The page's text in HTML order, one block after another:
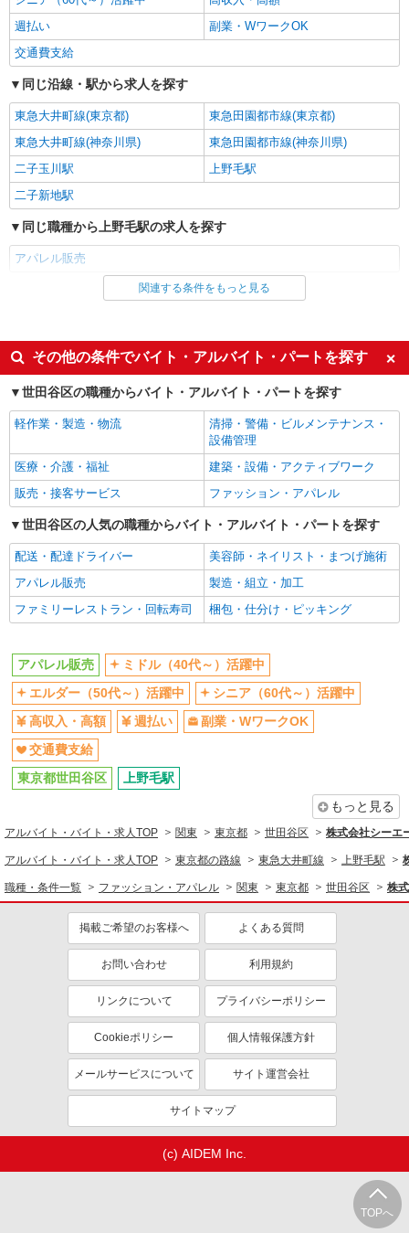
派遣社員
株式会社シーエーセールススタッフ/tkRD41692a
アパレル販売
時給1500円〜1540円 月給例：時給1,540円の
場合・・・時給1,540円×8h×21日＝258,720円 ※
時給はご経験により異なります
〒158-0094 東京都世田谷区玉川3丁目17-1
派遣社員
株式会社シーエーセールススタッフ/tkHT40657b
NEW
アパレル販売
時給1550円〜1600円 月収例：時給1,440円の
場合 1,440円×7時間45分勤務×21日＝225,288
円 ＋残業代・交通費支給◎（時給は経験により
キープ 詳細を見る
派遣社員
株式会社シーエーセールススタッフ/tkAK11606a
時給1640円〜1740円 ※経験・能力による 上
記給与＋時間外勤務手当＋交通費支給◎
玉川3丁目17－1 玉川高島屋S・C
詳細を見る
派遣社員
株式会社シーエーセールススタッフ/tkGS36111j
NEW
アパレル販売
下北沢路面店
キープ 詳細を見る
派遣社員
株式会社シーエーセールススタッフ/tkGS42170a
アパレル販売
時給1500円〜1600円 ※経験・能力による 上
記給与＋時間外勤務手当＋交通費全額支給いたし
ます ※時間外手当はお時給の1.25倍です！
キープ 詳細を見る
株式会社シーエーセールススタッフ/tkYH32236a
アパレル販売
時給1500円〜1600円 ■月給例【24万円〜27万
円】 ■22日間勤務の場合＝264,000円（内訳：時
給1600円×実働7時間30分×22日） ＋残業代
（1.25倍：1分単位で支給） ※時給は経験により
変動します。
【二子玉川ライズ】
キープ 詳細を見る
アパレル販売
時給1500円〜1650円 ■月給例【23万円〜26万
円】 ■22日間勤務の場合＝247,500円（内訳：時
給1500円×実働7時間30分×22日） ＋残業代
（1.25倍：1分単位で支給） ※時給は経験により
週払い
副業・WワークOK
交通費支給
同じ沿線・駅から求人を探す
東急大井町線(東京都)
東急田園都市線(東京都)
東急大井町線(神奈川県)
東急田園都市線(神奈川県)
二子玉川駅
上野毛駅
二子新地駅
同じ職種から上野毛駅の求人を探す
アパレル販売
同じ雇用形態から上野毛駅の求人を探す
同じ特徴から上野毛駅の求人を探す
ミドル（40代～）活躍中
エルダー（50代～）活躍中
シニア（60代～）活躍中
高収入・高額
副業・WワークOK
交通費支給
同じ職種から求人を探す
ファッション・アパレル
アパレル販売
同じ特徴から求人を探す
ミドル（40代～）活躍中
副業・WワークOK
関連する条件をもっと見る
その他の条件でバイト・アルバイト・パートを探す
世田谷区の職種からバイト・アルバイト・パートを探す
軽作業・製造・物流
清掃・警備・ビルメンテナンス・
設備管理
医療・介護・福祉
建築・設備・アクティブワーク
販売・接客サービス
ファッション・アパレル
世田谷区の人気の職種からバイト・アルバイト・パートを探す
配送・配達ドライバー
美容師・ネイリスト・まつげ施術
アパレル販売
製造・組立・加工
ファミリーレストラン・回転寿司
梱包・仕分け・ピッキング
TOPへ
アパレル販売
ミドル（40代～）活躍中
エルダー（50代～）活躍中
シニア（60代～）活躍中
高収入・高額
週払い
副業・WワークOK
交通費支給
東京都世田谷区
上野毛駅
もっと見る
アルバイト・バイト・求人TOP 関東 東京都 世田谷区 株式会社シーエ
アルバイト・バイト・求人TOP 東京都の路線 東急大井町線 上野毛駅
職種・条件一覧 ファッション・アパレル 関東 東京都 世田谷区 株
掲載ご希望のお客様へ よくある質問
お問い合わせ 利用規約
リンクについて プライバシーポリシー
Cookieポリシー 個人情報保護方針
メールサービスについて サイト運営会社
サイトマップ
(c) AIDEM Inc.